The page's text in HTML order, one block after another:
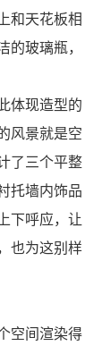
和天花板相
的玻璃瓶，
体现造型的
风景就是空
了三个平整
托墙内饰品
下呼应，让
也为这别样
空间渲染得